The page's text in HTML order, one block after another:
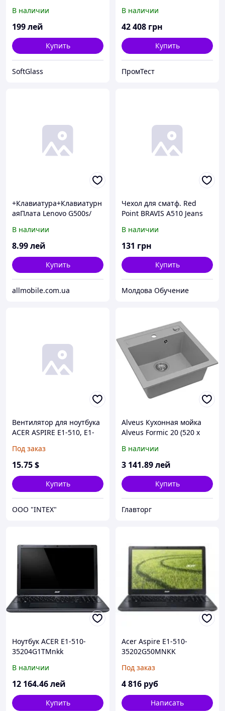
В наличии
199лей
Купить
SoftGlass
В наличии
42 408 грн
Купить
ПромТест
+Клавиатура+Клавиатурн
аяПлата Lenovo G500s/
чёрная+русский+рамка
оригинал
В наличии
8.99лей
Купить
allmobile.com.ua
Чехол для сматф. Red
Point BRAVIS A510 Jeans
В наличии
131 грн
Купить
Молдова Обучение
Вентилятор для ноутбука
ACER ASPIRE E1-510, E1-
G99) (Кулер)
Под заказ
15.75$
Купить
OOO "INTEX"
Alveus Кухонная мойка
Alveus Formic 20 (520 x
steell(1103762)
В наличии
3 141.89лей
Купить
Главторг
Ноутбук ACER E1-510-
35204G1TMnkk
В наличии
12 164.46лей
Купить
Acer Aspire E1-510-
35202G50MNKK
Под заказ
4 816 руб
Написать